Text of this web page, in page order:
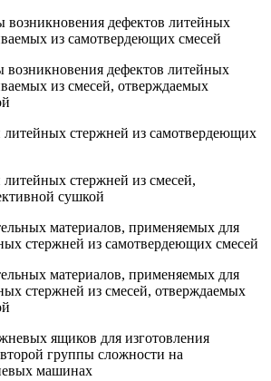
дефектов литейных
из самотвердеющих смесей
дефектов литейных
из смесей, отверждаемых
стержней из самотвердеющих
стержней из смесей,
сушкой
материалов, применяемых для
стержней из самотвердеющих смесей
материалов, применяемых для
стержней из смесей, отверждаемых
ящиков для изготовления
группы сложности на
машинах